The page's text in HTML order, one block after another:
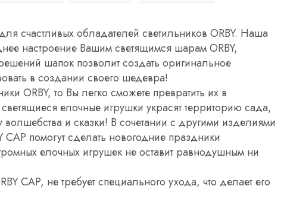
счастливых обладателей светильников ORBY. Наша
настроение Вашим светящимся шарам ORBY,
шапок позволит создать оригинальное
в создании своего шедевра!
ORBY, то Вы легко сможете превратить их в
елочные игрушки украсят территорию сада,
и сказки! В сочетании с другими изделиями
помогут сделать новогодние праздники
елочных игрушек не оставит равнодушным ни
CAP, не требует специального ухода, что делает его